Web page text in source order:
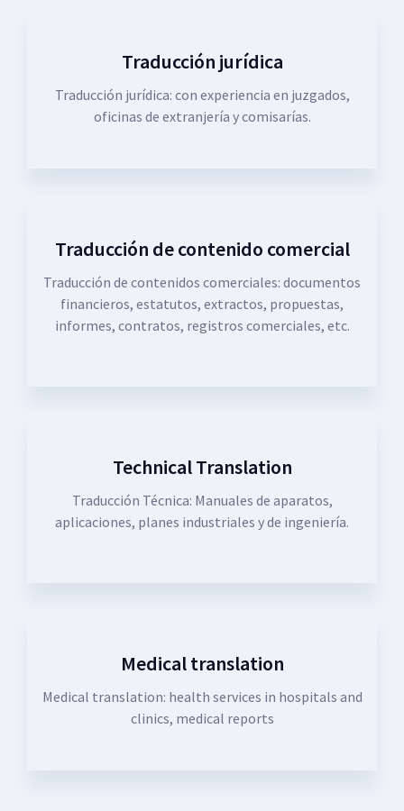
Traducción jurídica
Traducción jurídica: con experiencia en juzgados,
oficinas de extranjería y comisarías.
Traducción de contenido comercial
Traducción de contenidos comerciales: documentos
financieros, estatutos, extractos, propuestas,
informes, contratos, registros comerciales, etc.
Technical Translation
Traducción Técnica: Manuales de aparatos,
aplicaciones, planes industriales y de ingeniería.
Medical translation
Medical translation: health services in hospitals and
clinics, medical reports